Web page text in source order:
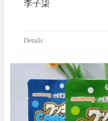
李子柒
Details